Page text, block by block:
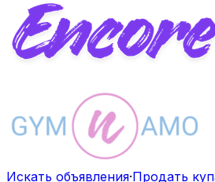
Искать объявления·Продать